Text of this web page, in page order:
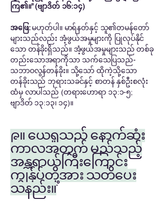
ကြ၏။” (ဗျာဒိတ် ၁၆:၁၄)
အဖြေ:မဟုတ်ပါ။ မာရ်နတ်နှင့် သူ၏တမန်တော်
များသည်လည်း အံ့ဖွယ်အမှုများကို ပြုလုပ်နိုင်
သော တန်ခိုးရှိသည်။ အံ့ဖွယ်အမှုများသည် တစ်ခု
တည်းသောအရာကိုသာ သက်သေပြသည်-
သဘာဝလွန်တန်ခိုး။ သို့သော် ထိုကဲ့သို့သော
တန်ခိုးသည် ဘုရားသခင်နှင့် စာတန် နှစ်ဦးစလုံး
ထံမှ လာပါသည် (တရားဟောရာ ၁၃:၁-၅;
ဗျာဒိတ် ၁၃:၁၃၊ ၁၄)။
၉။ ယေရှုသည် နောက်ဆုံး
ကာလအတွက် မည်သည့်
အန္တရာယ်ကြီးကြောင်း
ကျွန်ုပ်တို့အား သတိပေး
သနည်း။